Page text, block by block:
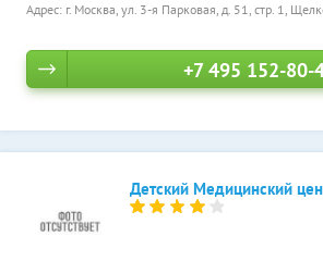
Адрес: г. Москва, ул. 3-я Парковая, д. 51, стр. 1,
+7 495 152-80-
Детский Медицинский